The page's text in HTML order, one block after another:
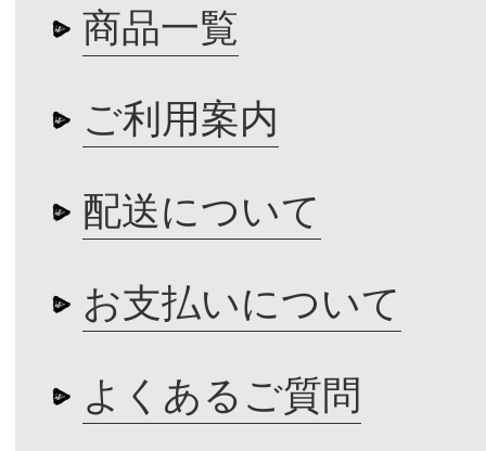
商品一覧
ご利用案内
配送について
お支払いについて
よくあるご質問